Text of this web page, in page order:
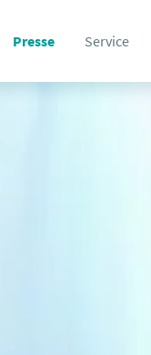
Presse Service